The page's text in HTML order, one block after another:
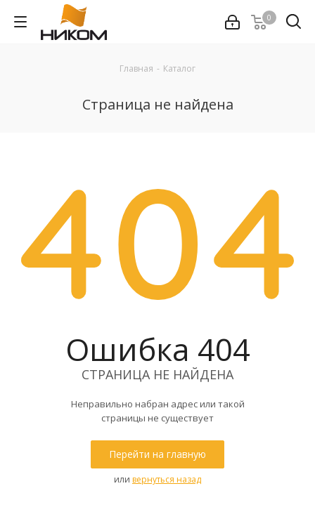
0
Главная - Каталог
Страница не найдена
Ошибка 404
СТРАНИЦА НЕ НАЙДЕНА
Неправильно набран адрес или такой
страницы не существует
Перейти на главную
или вернуться назад